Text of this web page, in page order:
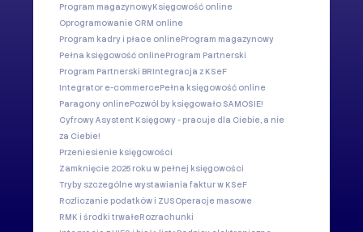
Program magazynowyKsięgowość online
Oprogramowanie CRM online
Program kadry i płace onlineProgram magazynowy
Pełna księgowość onlineProgram Partnerski
Program Partnerski BRIntegracja z KSeF
Integrator e-commercePełna księgowość online
Paragony onlinePozwól by księgowało SAMOSIE!
Cyfrowy Asystent Księgowy - pracuje dla Ciebie, a nie
za Ciebie!
Przeniesienie księgowości
Zamknięcie 2025 roku w pełnej księgowości
Tryby szczególne wystawiania faktur w KSeF
Rozliczanie podatków i ZUSOperacje masowe
RMK i środki trwałeRozrachunki